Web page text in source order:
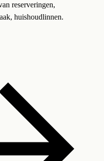
reserveringen,
huishoudlinnen.